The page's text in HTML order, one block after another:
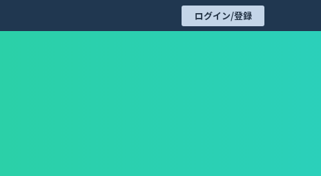
ログイン/登録